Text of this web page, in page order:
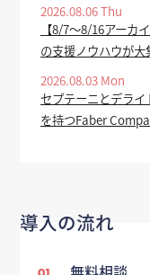
2026.08.06 Thu
【8/7～8/16アーカ
の支援ノウハウが
告・セール対策 ー -
2026.08.03 Mon
セプテーニとデラ
を持つFaber
導入の流れ